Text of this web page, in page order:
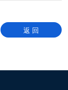
返 回